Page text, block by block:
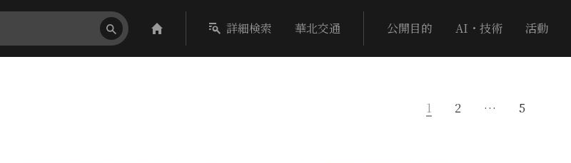
詳細検索 華北交通 公開目的 AI・技術 活動
1 2 … 5